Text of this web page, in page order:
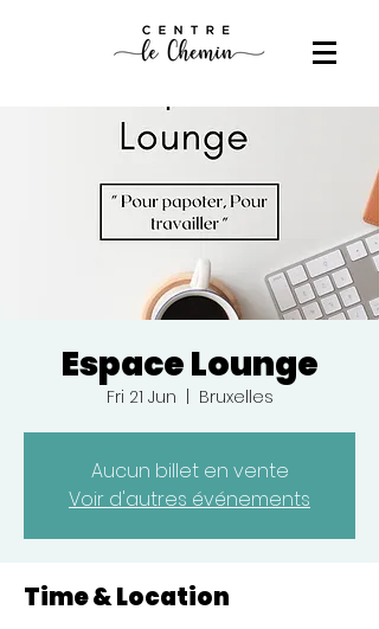
Espace Lounge
Fri 21 Jun Bruxelles
Aucun billet en vente
Voir d'autres événements
Time & Location